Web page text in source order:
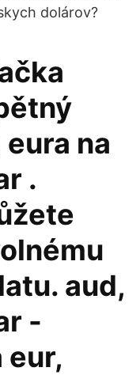
dolárov?
na
.
aud,
-
eur,